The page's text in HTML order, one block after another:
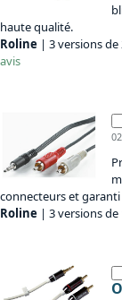
haute qualité.
Roline | 3 versions de
avis
02
connecteurs et garanti
Roline | 3 versions de